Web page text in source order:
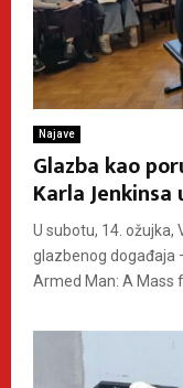
Najave
Glazba kao
Karla Jenkinsa
U subotu, 14. ožujka,
glazbenog događaja
Armed Man: A Mass